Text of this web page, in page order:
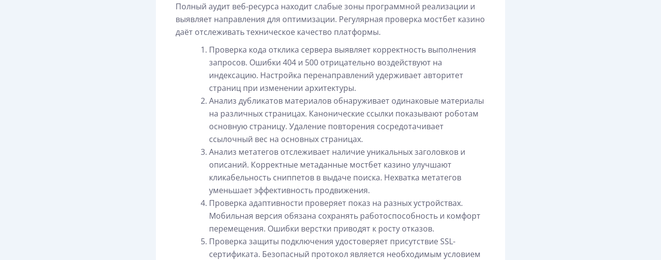
Полный аудит веб-ресурса находит слабые зоны программной реализации и
выявляет направления для оптимизации. Регулярная проверка мостбет казино
даёт отслеживать техническое качество платформы.
Проверка кода отклика сервера выявляет корректность выполнения
запросов. Ошибки 404 и 500 отрицательно воздействуют на
индексацию. Настройка перенаправлений удерживает авторитет
страниц при изменении архитектуры.
Анализ дубликатов материалов обнаруживает одинаковые материалы
на различных страницах. Канонические ссылки показывают роботам
основную страницу. Удаление повторения сосредотачивает
ссылочный вес на основных страницах.
Анализ метатегов отслеживает наличие уникальных заголовков и
описаний. Корректные метаданные мостбет казино улучшают
кликабельность сниппетов в выдаче поиска. Нехватка метатегов
уменьшает эффективность продвижения.
Проверка адаптивности проверяет показ на разных устройствах.
Мобильная версия обязана сохранять работоспособность и комфорт
перемещения. Ошибки верстки приводят к росту отказов.
Проверка защиты подключения удостоверяет присутствие SSL-
сертификата. Безопасный протокол является необходимым условием